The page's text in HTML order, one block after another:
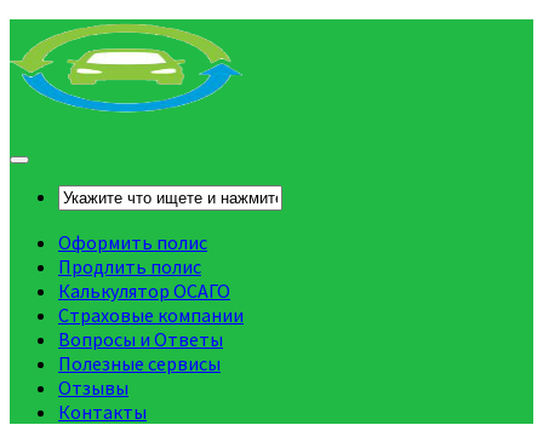
Оформить полис
Продлить полис
Калькулятор ОСАГО
Страховые компании
Вопросы и Ответы
Полезные сервисы
Отзывы
Контакты